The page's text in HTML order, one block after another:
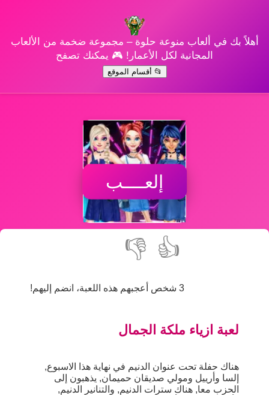
أهلاً بك في ألعاب منوعة حلوة – مجموعة ضخمة من الألعاب
المجانية لكل الأعمار! 🎮 يمكنك تصفح
📂 أقسام الموقع
إلعــــب
👍
👎
3 شخص أعجبهم هذه اللعبة، انضم إليهم!
لعبة ازياء ملكة الجمال
هناك حفلة تحت عنوان الدنيم في نهاية هذا الاسبوع,
إلسا وأرييل ومولي صديقان حميمان, يذهبون إلى
الحزب معا, هناك سترات الدنيم, والتنانير الدنيم,